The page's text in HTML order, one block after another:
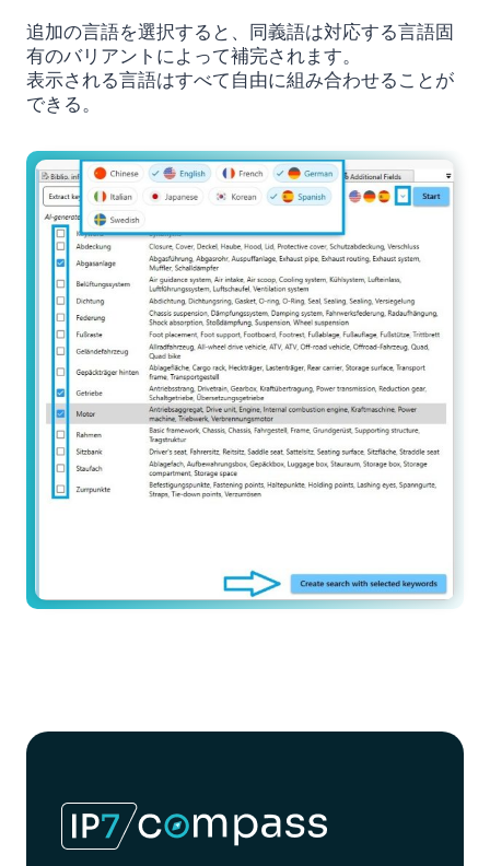
追加の言語を選択すると、同義語は対応する言語固
有のバリアントによって補完されます。
表示される言語はすべて自由に組み合わせることが
できる。